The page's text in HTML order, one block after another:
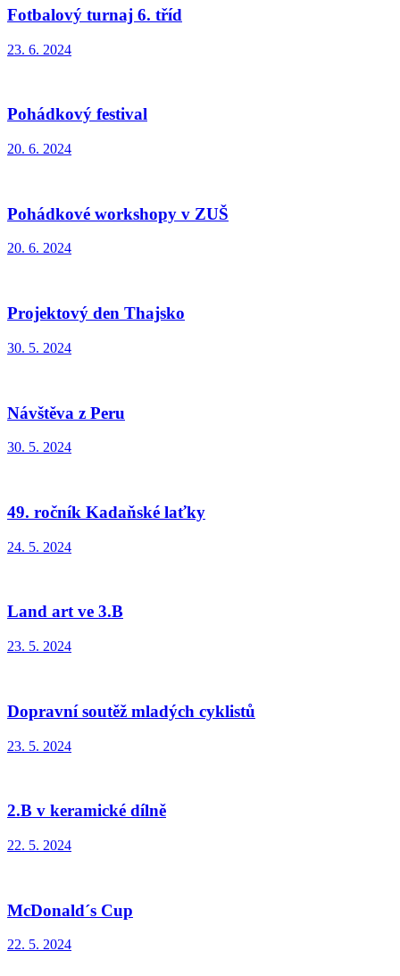
Fotbalový turnaj 6. tříd
23. 6. 2024
Pohádkový festival
20. 6. 2024
Pohádkové workshopy v ZUŠ
20. 6. 2024
Projektový den Thajsko
30. 5. 2024
Návštěva z Peru
30. 5. 2024
49. ročník Kadaňské laťky
24. 5. 2024
Land art ve 3.B
23. 5. 2024
Dopravní soutěž mladých cyklistů
23. 5. 2024
2.B v keramické dílně
22. 5. 2024
McDonald´s Cup
22. 5. 2024